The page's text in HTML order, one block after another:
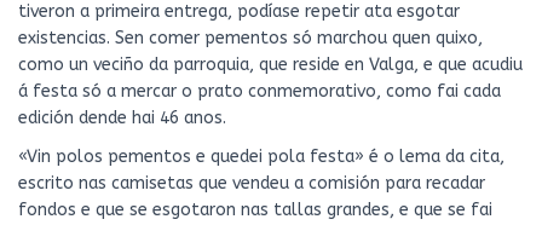
tiveron a primeira entrega, podíase repetir ata esgotar
existencias. Sen comer pementos só marchou quen quixo,
como un veciño da parroquia, que reside en Valga, e que acudiu
á festa só a mercar o prato conmemorativo, como fai cada
edición dende hai 46 anos.
«Vin polos pementos e quedei pola festa» é o lema da cita,
escrito nas camisetas que vendeu a comisión para recadar
fondos e que se esgotaron nas tallas grandes, e que se fai